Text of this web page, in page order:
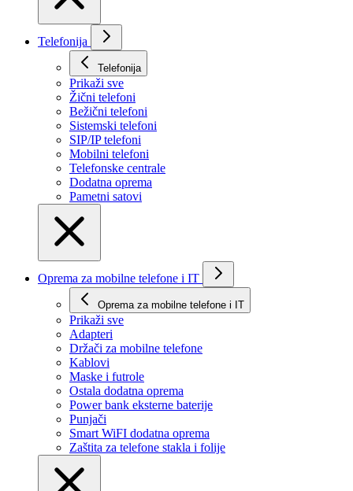
Telefonija
Telefonija
Prikaži svе
Žični telefoni
Bežični telefoni
Sistemski telefoni
SIP/IP telefoni
Mobilni telefoni
Telefonske centrale
Dodatna oprema
Pametni satovi
Oprema za mobilne telefone i IT
Oprema za mobilne telefone i IT
Prikaži svе
Adapteri
Držači za mobilne telefone
Kablovi
Maske i futrole
Ostala dodatna oprema
Power bank eksterne baterije
Punjači
Smart WiFI dodatna oprema
Zaštita za telefone stakla i folije